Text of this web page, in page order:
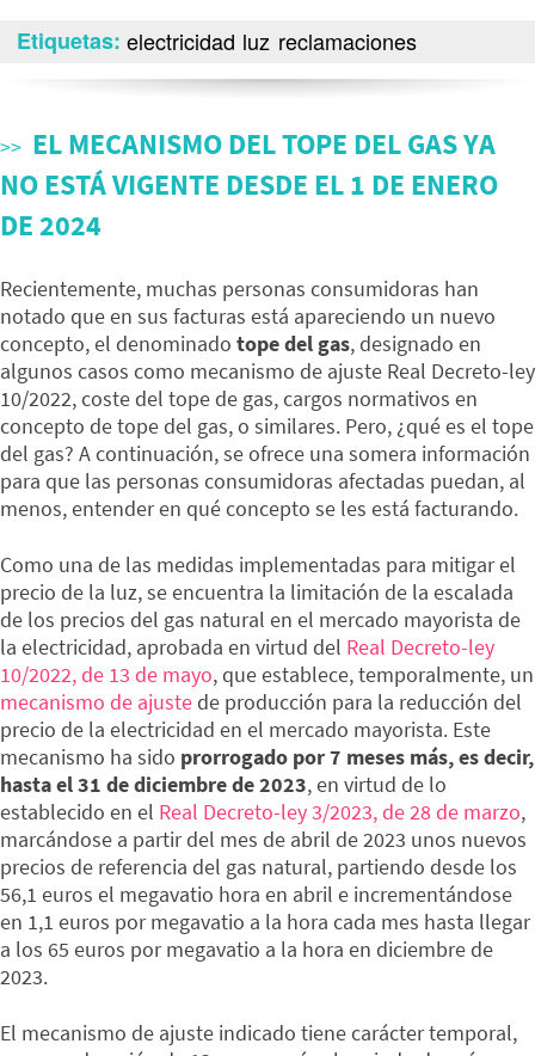
Etiquetas electricidad luz reclamaciones
EL MECANISMO DEL TOPE DEL GAS YA
NO ESTÁ VIGENTE DESDE EL 1 DE ENERO
DE 2024
Recientemente, muchas personas consumidoras han
notado que en sus facturas está apareciendo un nuevo
concepto, el denominado tope del gas, designado en
algunos casos como mecanismo de ajuste Real Decreto-ley
10/2022, coste del tope de gas, cargos normativos en
concepto de tope del gas, o similares. Pero, ¿qué es el tope
del gas? A continuación, se ofrece una somera información
para que las personas consumidoras afectadas puedan, al
menos, entender en qué concepto se les está facturando.
Como una de las medidas implementadas para mitigar el
precio de la luz, se encuentra la limitación de la escalada
de los precios del gas natural en el mercado mayorista de
la electricidad, aprobada en virtud del Real Decreto-ley
10/2022, de 13 de mayo, que establece, temporalmente, un
mecanismo de ajustede producción para la reducción del
precio de la electricidad en el mercado mayorista. Este
mecanismo ha sido prorrogado por 7 meses más, es decir,
hasta el 31 de diciembre de 2023, en virtud de lo
establecido en el Real Decreto-ley 3/2023, de 28 de marzo,
marcándose a partir del mes de abril de 2023 unos nuevos
precios de referencia del gas natural, partiendo desde los
56,1 euros el megavatio hora en abril e incrementándose
en 1,1 euros por megavatio a la hora cada mes hasta llegar
a los 65 euros por megavatio a la hora en diciembre de
2023.
El mecanismo de ajuste indicado tiene carácter temporal,